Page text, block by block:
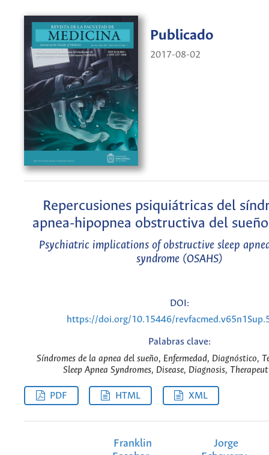
Publicado
2017-08-02
Repercusiones psiquiátricas del
apnea-hipopnea obstructiva del
Psychiatric implications of obstructive sleep
syndrome (OSAHS)
DOI:
https://doi.org/10.15446/
Palabras clave:
Síndromes de la apnea del sueño, Enfermedad, Diagnóstico,
Sleep Apnea Syndromes, Disease, Diagnosis,
PDF HTML XML
Franklin
Jorge